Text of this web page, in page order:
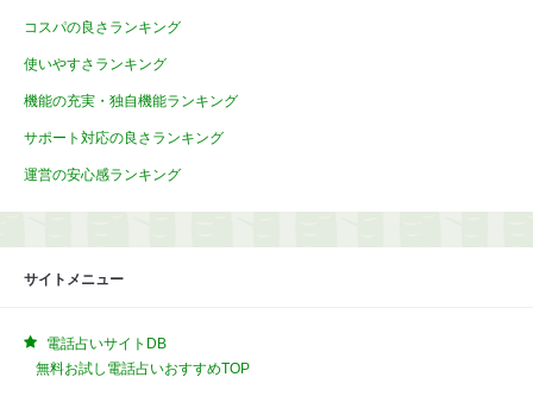
コスパの良さランキング
使いやすさランキング
機能の充実・独自機能ランキング
サポート対応の良さランキング
運営の安心感ランキング
サイトメニュー
電話占いサイトDB
無料お試し電話占いおすすめTOP